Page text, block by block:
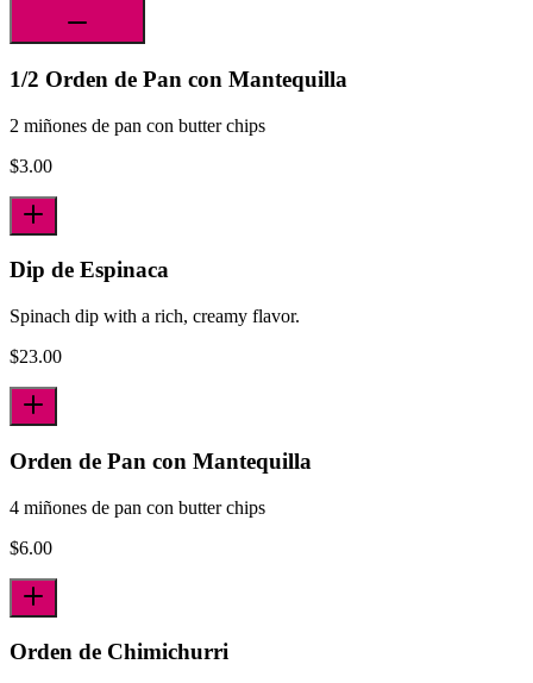
1/2 Orden de Pan con Mantequilla
2 miñones de pan con butter chips
$3.00
Dip de Espinaca
Spinach dip with a rich, creamy flavor.
$23.00
Orden de Pan con Mantequilla
4 miñones de pan con butter chips
$6.00
Orden de Chimichurri